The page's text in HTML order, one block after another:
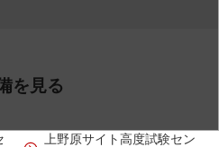
を見る
上野原サイト高度試験セン